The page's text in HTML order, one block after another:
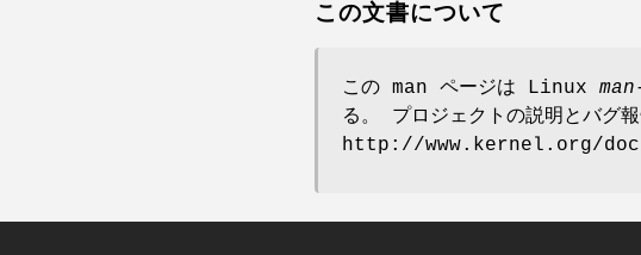
この文書について
この man ページは Linux
る。 プロジェクトの説明とバグ
http://www.kernel.org/doc/